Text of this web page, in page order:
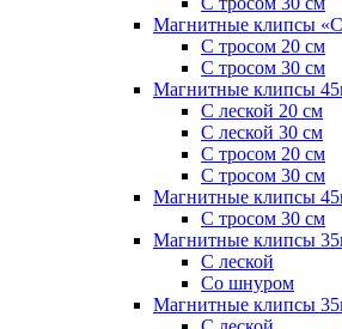
Магнитные клипсы
С тросом 20 см
С тросом 30 см
Магнитные клипсы
С леской 20 см
С леской 30 см
С тросом 20 см
С тросом 30 см
Магнитные клипсы
С тросом 30 см
Магнитные клипсы
С леской
Со шнуром
Магнитные клипсы